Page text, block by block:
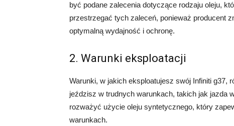
być podane zalecenia dotyczące rodzaju oleju,
przestrzegać tych zaleceń, ponieważ producent
optymalną wydajność i ochronę.
2. Warunki eksploatacji
Warunki, w jakich eksploatujesz swój Infiniti g37,
jeździsz w trudnych warunkach, takich jak jazda
rozważyć użycie oleju syntetycznego, który
warunkach.